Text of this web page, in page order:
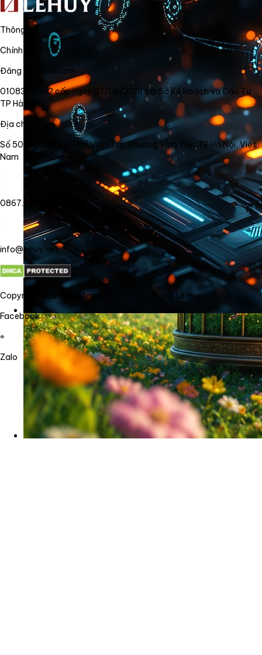
Thông tin
Chính sách bảo mật
Đăng ký kinh doanh
0108340562 cấp ngày 27/06/2018 bởi Sở Kế Hoạch và Đầu Tư
TP Hà Nội
Địa chỉ
Số 50, Ngõ 34/56 Phố Vĩnh Tuy, Phường Vĩnh Tuy, TP Hà Nội, Việt
Nam
0867.800.878
info@lehuy.net
Copyright 2026 @ Công ty TNHH công nghệ Lê Huy
Facebook
Zalo